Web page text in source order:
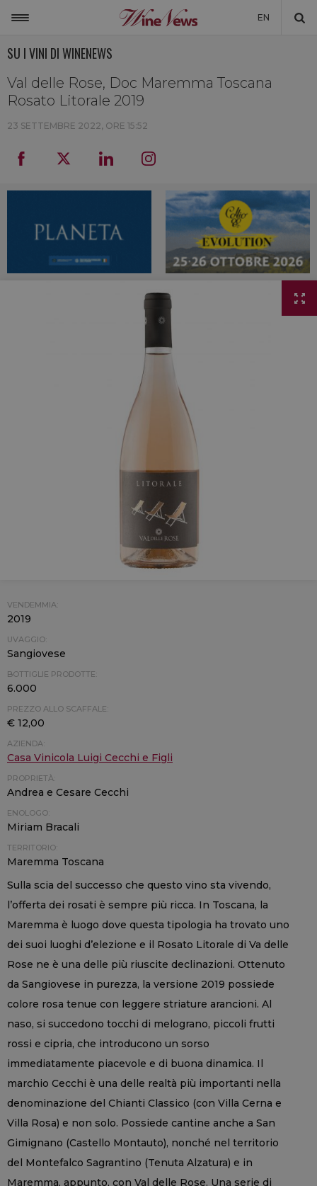
EN
MONDO
NON SOLO VINO
LA CANTINA DI WINENEWS
DICONO DI NOI
WINENEWS TV
SU I VINI DI WINENEWS
Val delle Rose, Doc Maremma Toscana
Rosato Litorale 2019
23 SETTEMBRE 2022, ORE 15:52
VENDEMMIA:
2019
UVAGGIO:
Sangiovese
BOTTIGLIE PRODOTTE:
6.000
PREZZO ALLO SCAFFALE:
€ 12,00
AZIENDA:
Casa Vinicola Luigi Cecchi e Figli
PROPRIETÀ:
Andrea e Cesare Cecchi
ENOLOGO:
Miriam Bracali
TERRITORIO:
Maremma Toscana
Sulla scia del successo che questo vino sta vivendo,
l’offerta dei rosati è sempre più ricca. In Toscana, la
Maremma è luogo dove questa tipologia ha trovato uno
dei suoi luoghi d’elezione e il Rosato Litorale di Va delle
Rose ne è una delle più riuscite declinazioni. Ottenuto
da Sangiovese in purezza, la versione 2019 possiede
colore rosa tenue con leggere striature arancioni. Al
naso, si succedono tocchi di melograno, piccoli frutti
rossi e cipria, che introducono un sorso
immediatamente piacevole e di buona dinamica. Il
marchio Cecchi è una delle realtà più importanti nella
denominazione del Chianti Classico (con Villa Cerna e
Villa Rosa) e non solo. Possiede cantine anche a San
Gimignano (Castello Montauto), nonché nel territorio
del Montefalco Sagrantino (Tenuta Alzatura) e in
Maremma, appunto, con Val delle Rose. Una serie di